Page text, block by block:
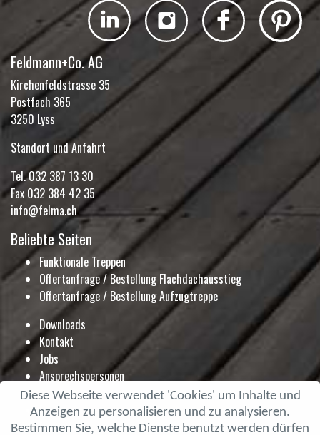
Feldmann+Co. AG
Kirchenfeldstrasse 35
Postfach 365
3250 Lyss
Standort und Anfahrt
Tel.032 387 13 30
Fax 032 384 42 35
info@felma.ch
Beliebte Seiten
Funktionale Treppen
Offertanfrage / Bestellung Flachdachausstieg
Offertanfrage / Bestellung Aufzugtreppe
Downloads
Kontakt
Jobs
Ansprechspersonen
Ausstellung
Blog
Prospekte
Diese Webseite verwendet 'Cookies' um Inhalte und
Anzeigen zu personalisieren und zu analysieren.
Bestimmen Sie, welche Dienste benutzt werden dürfen